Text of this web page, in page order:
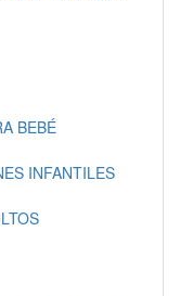
BEBÉ
INFANTILES